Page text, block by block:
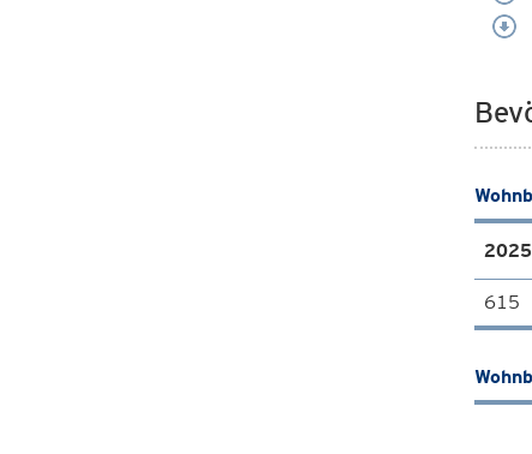
2025
615